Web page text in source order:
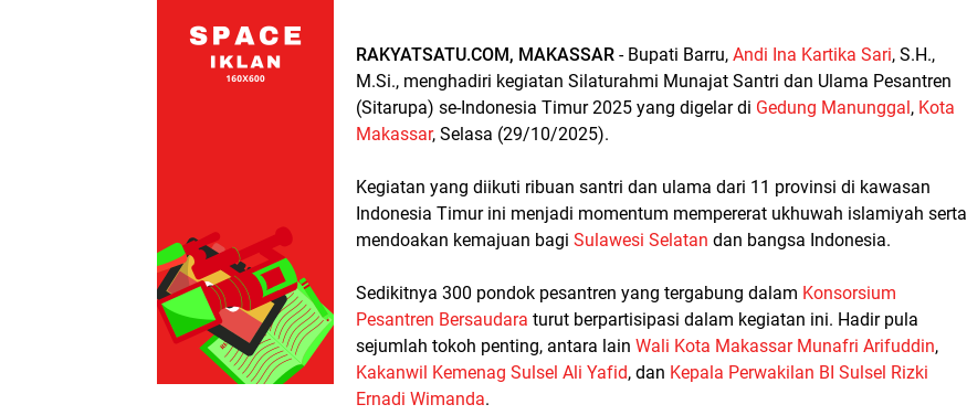
RAKYATSATU.COM, MAKASSAR - Bupati Barru, Andi Ina Kartika Sari, S.H.,
M.Si., menghadiri kegiatan Silaturahmi Munajat Santri dan Ulama Pesantren
(Sitarupa) se-Indonesia Timur 2025 yang digelar di Gedung Manunggal, Kota
Makassar, Selasa (29/10/2025).
Kegiatan yang diikuti ribuan santri dan ulama dari 11 provinsi di kawasan
Indonesia Timur ini menjadi momentum mempererat ukhuwah islamiyah serta
mendoakan kemajuan bagi Sulawesi Selatan dan bangsa Indonesia.
Sedikitnya 300 pondok pesantren yang tergabung dalam Konsorsium
Pesantren Bersaudara turut berpartisipasi dalam kegiatan ini. Hadir pula
sejumlah tokoh penting, antara lain Wali Kota Makassar Munafri Arifuddin,
Kakanwil Kemenag Sulsel Ali Yafid, dan Kepala Perwakilan BI Sulsel Rizki
Ernadi Wimanda.